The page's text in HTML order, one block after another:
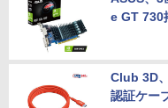
e GT 730
Club 3D
認証ケー